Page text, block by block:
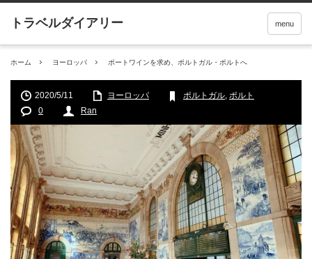
menu
ホーム ヨーロッパ ポートワインを求め、ポルトガル・ポルトへ
2020/5/11 ヨーロッパ ポルトガル, ポルト
0
Ran